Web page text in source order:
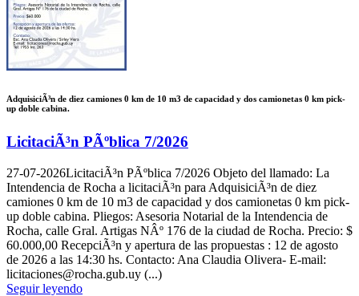
AdquisiciÃ³n de diez camiones 0 km de 10 m3 de capacidad y dos camionetas 0 km pick-
up doble cabina.
LicitaciÃ³n PÃºblica 7/2026
27-07-2026LicitaciÃ³n PÃºblica 7/2026 Objeto del llamado: La
Intendencia de Rocha a licitaciÃ³n para AdquisiciÃ³n de diez
camiones 0 km de 10 m3 de capacidad y dos camionetas 0 km pick-
up doble cabina. Pliegos: Asesoria Notarial de la Intendencia de
Rocha, calle Gral. Artigas NÂº 176 de la ciudad de Rocha. Precio: $
60.000,00 RecepciÃ³n y apertura de las propuestas : 12 de agosto
de 2026 a las 14:30 hs. Contacto: Ana Claudia Olivera- E-mail:
licitaciones@rocha.gub.uy (...)
Seguir leyendo